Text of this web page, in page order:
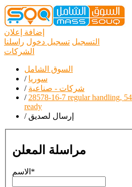
إضافة إعلان
التسجيل تسجيل دخول راسلنا
الشركات
السوق الشامل
/ سوريا
/ شركات - صناعية
/ 28578-16-7 regular handling,
ready
/ إرسال لصديق
مراسلة المعلن
الاسم *